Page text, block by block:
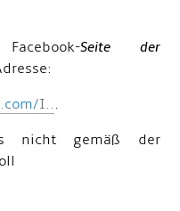
Seite der
I.. .
nicht gemäß der